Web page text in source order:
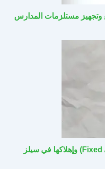
وتجهيز مستلزمات المدارس
كيف تدير الأصول الثابتة (Fixed Assets) وإهلاكها في سيلز